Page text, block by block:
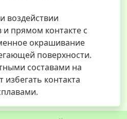
воздействии
прямом контакте с
окрашивание
поверхности.
составами на
избегать контакта